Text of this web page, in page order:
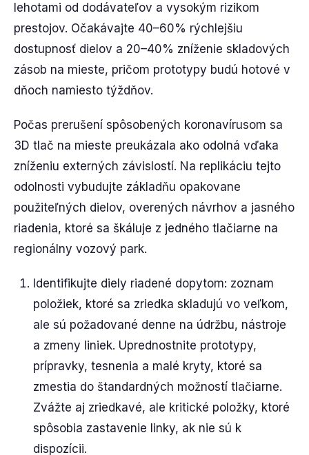
lehotami od dodávateľov a vysokým rizikom
prestojov. Očakávajte 40–60% rýchlejšiu
dostupnosť dielov a 20–40% zníženie skladových
zásob na mieste, pričom prototypy budú hotové v
dňoch namiesto týždňov.
Počas prerušení spôsobených koronavírusom sa
3D tlač na mieste preukázala ako odolná vďaka
zníženiu externých závislostí. Na replikáciu tejto
odolnosti vybudujte základňu opakovane
použiteľných dielov, overených návrhov a jasného
riadenia, ktoré sa škáluje z jedného tlačiarne na
regionálny vozový park.
Identifikujte diely riadené dopytom: zoznam
položiek, ktoré sa zriedka skladujú vo veľkom,
ale sú požadované denne na údržbu, nástroje
a zmeny liniek. Uprednostnite prototypy,
prípravky, tesnenia a malé kryty, ktoré sa
zmestia do štandardných možností tlačiarne.
Zvážte aj zriedkavé, ale kritické položky, ktoré
spôsobia zastavenie linky, ak nie sú k
dispozícii.